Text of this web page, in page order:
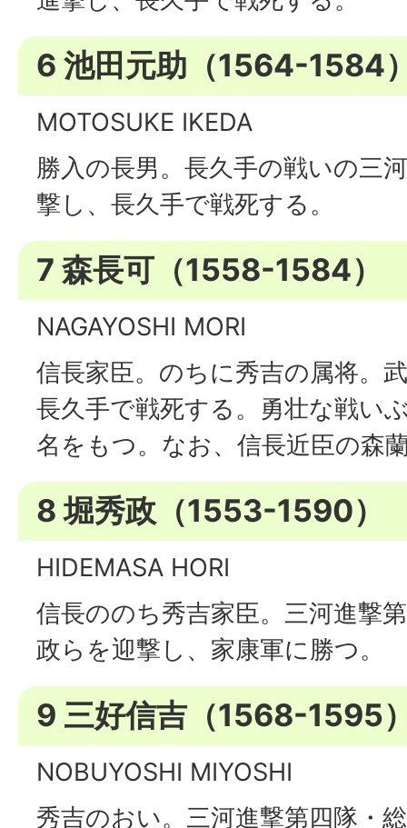
6 池田元助（1564-1584
MOTOSUKE IKEDA
勝入の長男。長久手の戦いの三
撃し、長久手で戦死する。
7 森長可（1558-1584）
NAGAYOSHI MORI
信長家臣。のちに秀吉の属将。
長久手で戦死する。勇壮な戦い
名をもつ。なお、信長近臣の森
8 堀秀政（1553-1590）
HIDEMASA HORI
信長ののち秀吉家臣。三河進撃
政らを迎撃し、家康軍に勝つ。
9 三好信吉（1568-1595
NOBUYOSHI MIYOSHI
秀吉のおい。三河進撃第四隊・